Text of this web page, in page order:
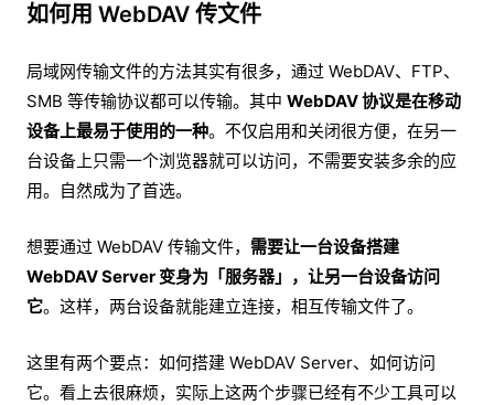
如何用 WebDAV 传文件
局域网传输文件的方法其实有很多，通过 WebDAV、FTP、
SMB 等传输协议都可以传输。其中 WebDAV 协议是在移动
设备上最易于使用的一种。不仅启用和关闭很方便，在另一
台设备上只需一个浏览器就可以访问，不需要安装多余的应
用。自然成为了首选。
想要通过 WebDAV 传输文件， 需要让一台设备搭建
WebDAV Server 变身为「服务器」，让另一台设备访问
它。这样，两台设备就能建立连接，相互传输文件了。
这里有两个要点：如何搭建 WebDAV Server、如何访问
它。看上去很麻烦，实际上这两个步骤已经有不少工具可以